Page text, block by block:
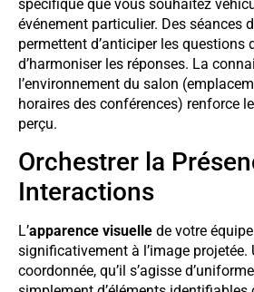
spécifique que vous souhaitez
événement particulier. Des séances
permettent d’anticiper les questions
d’harmoniser les réponses. La
l’environnement du salon
horaires des conférences) renforce
perçu.
Orchestrer la
Interactions
L’apparence visuelle de votre
significativement à l’image projetée.
coordonnée, qu’il s’agisse